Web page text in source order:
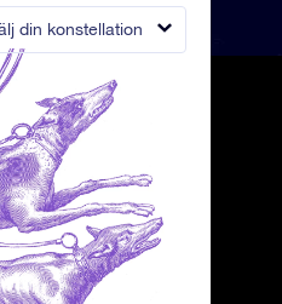
din konstellation